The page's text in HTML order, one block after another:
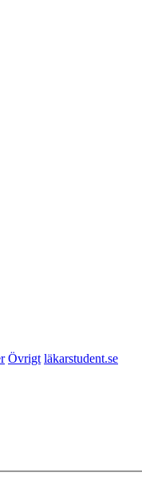
Övrigt läkarstudent.se